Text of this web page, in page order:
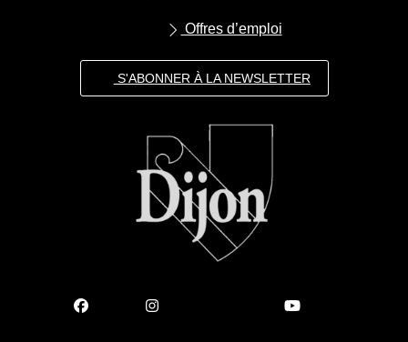
Offres d’emploi
S'ABONNER À LA NEWSLETTER